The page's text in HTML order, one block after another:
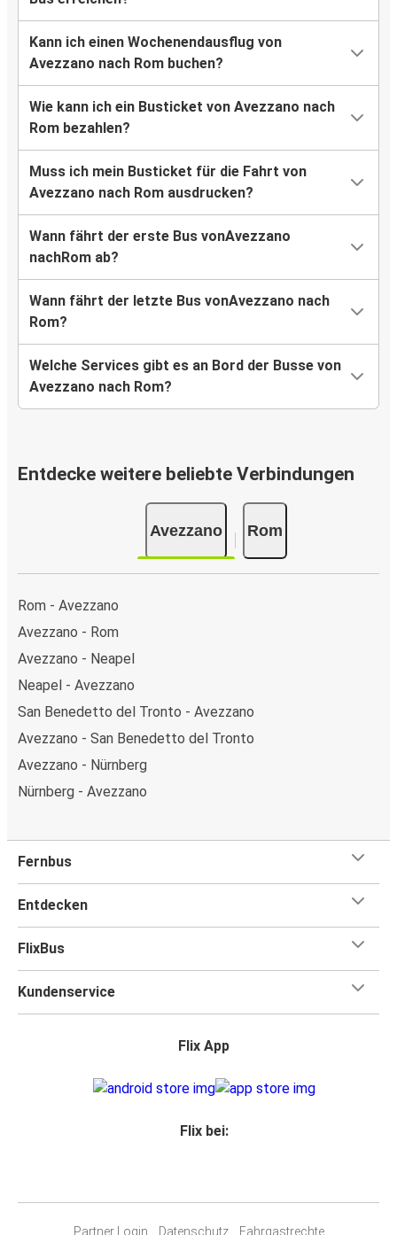
Kann ich einen Wochenendausflug von
Avezzano nach Rom buchen?
Wie kann ich ein Busticket von Avezzano nach
Rom bezahlen?
Muss ich mein Busticket für die Fahrt von
Avezzano nach Rom ausdrucken?
Wann fährt der erste Bus vonAvezzano
nachRom ab?
Wann fährt der letzte Bus vonAvezzano nach
Rom?
Welche Services gibt es an Bord der Busse von
Avezzano nach Rom?
Entdecke weitere beliebte Verbindungen
Avezzano Rom
Rom - Avezzano
Avezzano - Rom
Avezzano - Neapel
Neapel - Avezzano
San Benedetto del Tronto - Avezzano
Avezzano - San Benedetto del Tronto
Avezzano - Nürnberg
Nürnberg - Avezzano
Fernbus
Entdecken
FlixBus
Kundenservice
Flix App
Flix bei:
Partner Login Datenschutz Fahrgastrechte